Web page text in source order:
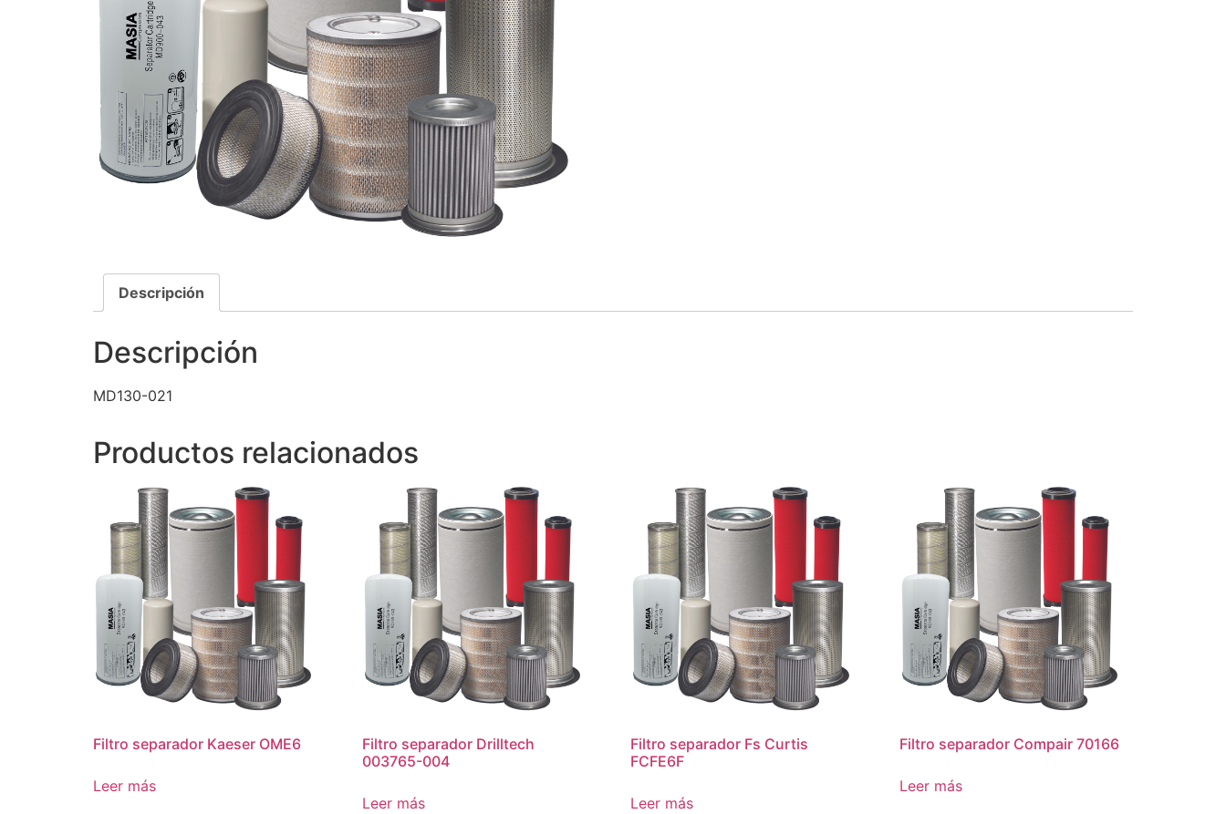
Descripción
Descripción
MD130-021
Productos relacionados
Filtro separador Kaeser OME6
Leer más
Filtro separador Drilltech
003765-004
Leer más
Filtro separador Fs Curtis
FCFE6F
Leer más
Filtro separador Compair 70166
Leer más